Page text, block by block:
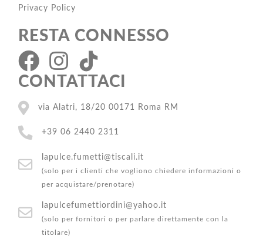
Privacy Policy
RESTA CONNESSO
CONTATTACI
via Alatri, 18/20 00171 Roma RM
+39 06 2440 2311
lapulce.fumetti@tiscali.it
(solo per i clienti che vogliono chiedere informazioni o
per acquistare/prenotare)
lapulcefumettiordini@yahoo.it
(solo per fornitori o per parlare direttamente con la
titolare)